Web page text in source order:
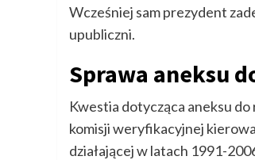
Wcześniej sam prezydent
upubliczni.
Sprawa aneksu
Kwestia dotycząca aneksu
komisji weryfikacyjnej
działającej w latach 1991-